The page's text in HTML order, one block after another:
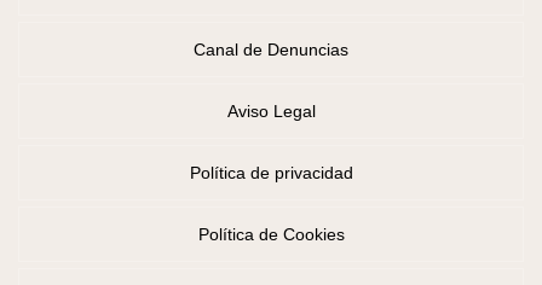
Canal de Denuncias
Aviso Legal
Política de privacidad
Política de Cookies